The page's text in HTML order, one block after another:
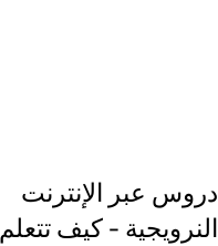
دروس عبر الإنترنت
النرويجية - كيف تتعلم